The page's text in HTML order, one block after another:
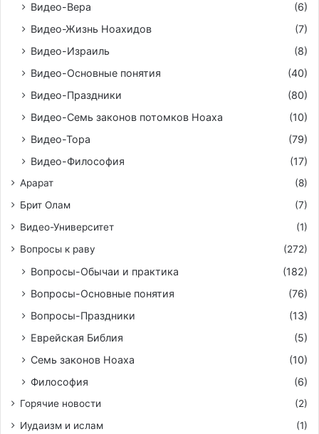
Видео-Вера
(6)
Видео-Жизнь Ноахидов
(7)
Видео-Израиль
(8)
Видео-Основные понятия
(40)
Видео-Праздники
(80)
Видео-Семь законов потомков Ноаха
(10)
Видео-Тора
(79)
Видео-Философия
(17)
Арарат
(8)
Брит Олам
(7)
Видео-Университет
(1)
Вопросы к раву
(272)
Вопросы-Обычаи и практика
(182)
Вопросы-Основные понятия
(76)
Вопросы-Праздники
(13)
Еврейская Библия
(5)
Семь законов Ноаха
(10)
Философия
(6)
Горячие новости
(2)
Иудаизм и ислам
(1)